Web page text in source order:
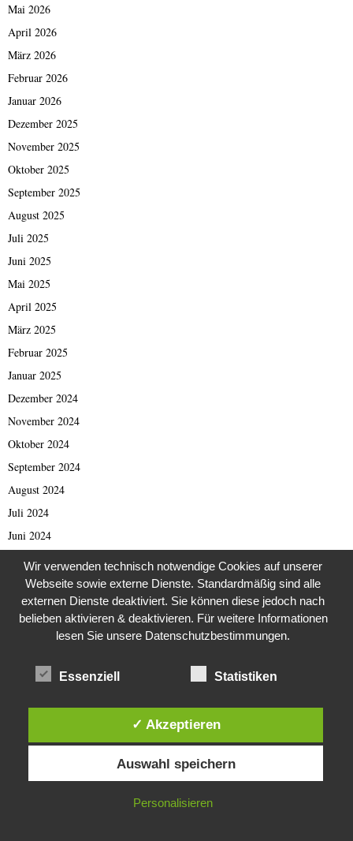
Mai 2026
April 2026
März 2026
Februar 2026
Januar 2026
Dezember 2025
November 2025
Oktober 2025
September 2025
August 2025
Juli 2025
Juni 2025
Mai 2025
April 2025
März 2025
Februar 2025
Januar 2025
Dezember 2024
November 2024
Oktober 2024
September 2024
August 2024
Juli 2024
Juni 2024
April 2024
März 2024
Februar 2024
Dezember 2023
September 2023
Diese Website verwendet Cookies. Durch die weitere Nutzung dieser
Website stimmst du der Verwendung von Cookies zu.
IN ORDNUNG
Wir verwenden technisch notwendige Cookies auf unserer
Webseite sowie externe Dienste. Standardmäßig sind alle
externen Dienste deaktiviert. Sie können diese jedoch nach
belieben aktivieren & deaktivieren. Für weitere Informationen
lesen Sie unsere Datenschutzbestimmungen.
Essenziell Statistiken
✓ Akzeptieren
Auswahl speichern
Personalisieren